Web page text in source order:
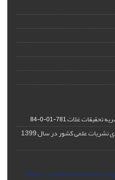
تحقیقات غلات781-01-0-84
https://